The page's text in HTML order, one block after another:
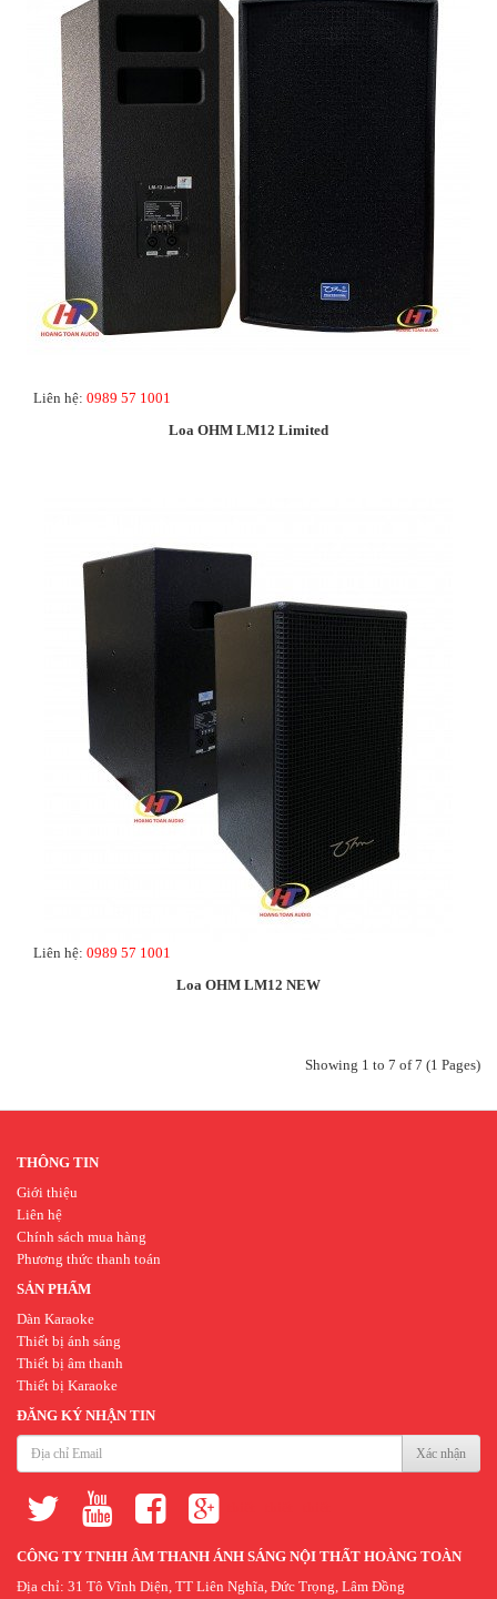
Liên hệ: 0989 57 1001
Loa OHM LM12 Limited
Liên hệ: 0989 57 1001
Loa OHM LM12 NEW
Showing 1 to 7 of 7 (1 Pages)
THÔNG TIN
Giới thiệu
Liên hệ
Chính sách mua hàng
Phương thức thanh toán
SẢN PHẨM
Dàn Karaoke
Thiết bị ánh sáng
Thiết bị âm thanh
Thiết bị Karaoke
ĐĂNG KÝ NHẬN TIN
Xác nhận
websitewebsiteứng
CÔNG TY TNHH ÂM THANH ÁNH SÁNG NỘI THẤT HOÀNG TOÀN
Địa chỉ: 31 Tô Vĩnh Diện, TT Liên Nghĩa, Đức Trọng, Lâm Đồng